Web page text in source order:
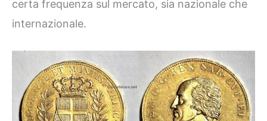
certa frequenza sul mercato, sia nazionale che
internazionale.